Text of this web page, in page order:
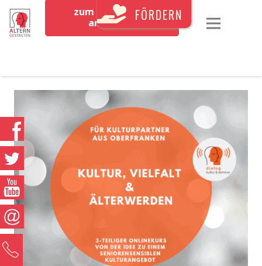
zum Newsletter
anmeldenFÖRDERN